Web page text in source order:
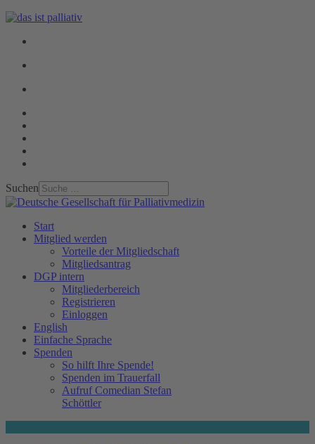
Suchen
Start
Mitglied werden
Vorteile der Mitgliedschaft
Mitgliedsantrag
DGP intern
Mitgliederbereich
Registrieren
Einloggen
English
Einfache Sprache
Spenden
So hilft Ihre Spende!
Spenden im Trauerfall
Aufruf Comedian Stefan
Schöttler